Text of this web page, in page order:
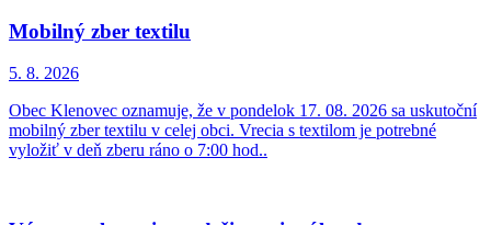
Mobilný zber textilu
5. 8. 2026
Obec Klenovec oznamuje, že v pondelok 17. 08. 2026 sa uskutoční
mobilný zber textilu v celej obci. Vrecia s textilom je potrebné
vyložiť v deň zberu ráno o 7:00 hod..